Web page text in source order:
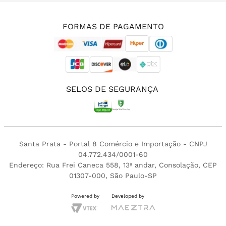
FORMAS DE PAGAMENTO
SELOS DE SEGURANÇA
Santa Prata - Portal 8 Comércio e Importação - CNPJ
04.772.434/0001-60
Endereço: Rua Frei Caneca 558, 13º andar, Consolação, CEP
01307-000, São Paulo-SP
Powered by Developed by